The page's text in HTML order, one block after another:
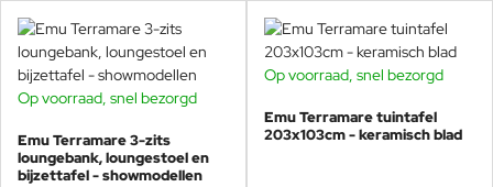
BUNDELKORTING
-40%
Op voorraad, snel bezorgd
Emu Terramare 3-zits
loungebank, loungestoel en
bijzettafel - showmodellen
Op voorraad, snel bezorgd
Emu Terramare tuintafel
203x103cm - keramisch blad